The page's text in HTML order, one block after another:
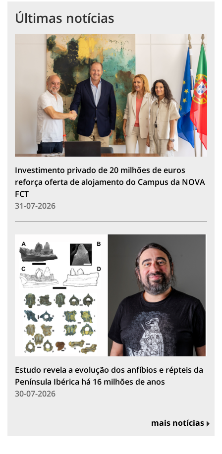
Últimas notícias
Investimento privado de 20 milhões de euros
reforça oferta de alojamento do Campus da NOVA
FCT
31-07-2026
Estudo revela a evolução dos anfíbios e répteis da
Península Ibérica há 16 milhões de anos
30-07-2026
mais notícias